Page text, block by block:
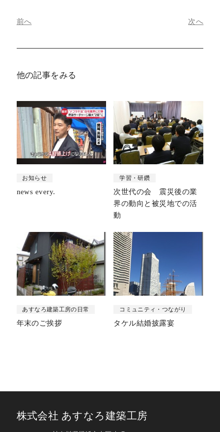
前へ 次へ
他の記事をみる
お知らせ
news every.
学習・研鑽
次世代の会 震災後の業
界の動向と被災地での活
動
あすなろ建築工房の日常
年末のご挨拶
コミュニティ・つながり
タケル結婚披露宴
株式会社 あすなろ建築工房